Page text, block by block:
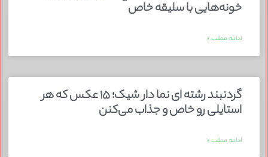
خونه‌هایی با سلیقه خاص
ادامه مطلب »
گردنبند رشته ای نما دار شیک؛ ۱۵ عکس که هر
استایلی رو خاص و جذاب می‌کنن
ادامه مطلب »